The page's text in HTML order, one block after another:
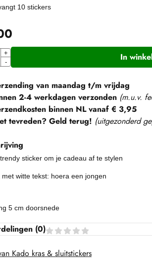
10 stickers
+
-
In
van maandag t/m vrijdag
2-4 werkdagen verzonden (m.u.v.
binnen NL vanaf € 3,95
tevreden? Geld terug! (uitgezonderd
sticker om je cadeau af te stylen
met witte tekst: hoera een jongen
5 cm doorsnede
(0)
Kado kras & sluitstickers